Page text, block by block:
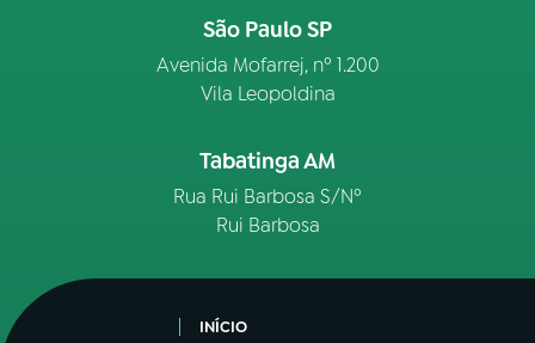
São Paulo SP
Avenida Mofarrej, nº 1.200
Vila Leopoldina
Tabatinga AM
Rua Rui Barbosa S/Nº
Rui Barbosa
INÍCIO